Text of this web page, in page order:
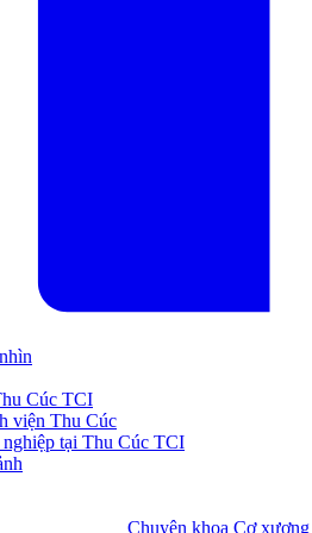
Cúc TCI
viện Thu Cúc
nghiệp tại Thu Cúc TCI
Chuyên khoa Cơ